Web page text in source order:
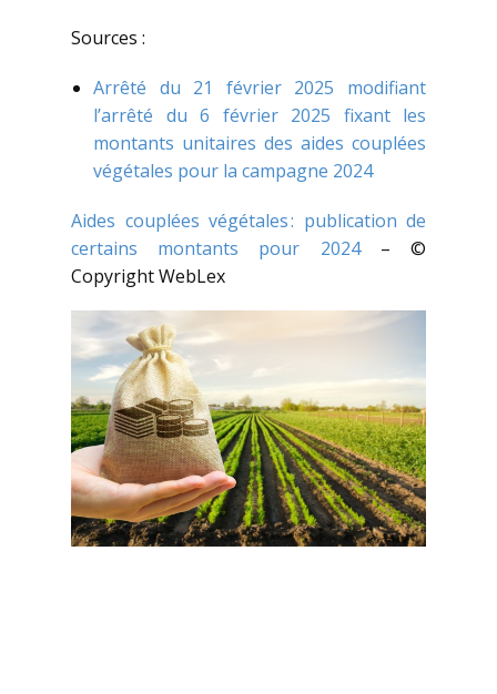
Sources :
Arrêté du 21 février 2025 modifiant
l’arrêté du 6 février 2025 fixant les
montants unitaires des aides couplées
végétales pour la campagne 2024
Aides couplées végétales : publication de
certains montants pour 2024 – ©
Copyright WebLex